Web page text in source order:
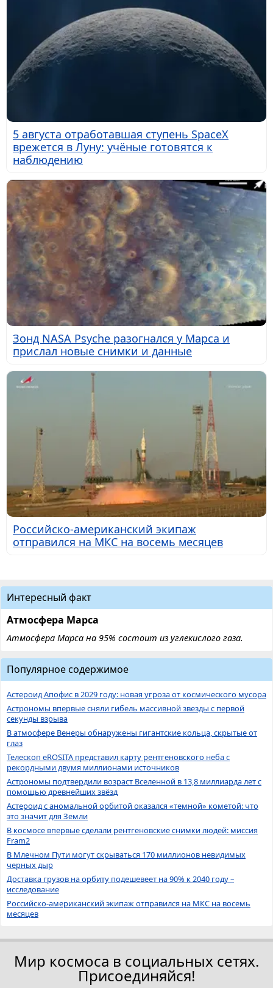
5 августа отработавшая ступень SpaceX
врежется в Луну: учёные готовятся к
наблюдению
Зонд NASA Psyche разогнался у Марса и
прислал новые снимки и данные
Российско-американский экипаж
отправился на МКС на восемь месяцев
Интересный факт
Атмосфера Марса
Атмосфера Марса на 95% состоит из углекислого газа.
Популярное содержимое
Астероид Апофис в 2029 году: новая угроза от космического мусора
Астрономы впервые сняли гибель массивной звезды с первой
секунды взрыва
В атмосфере Венеры обнаружены гигантские кольца, скрытые от
глаз
Телескоп eROSITA представил карту рентгеновского неба с
рекордными двумя миллионами источников
Астрономы подтвердили возраст Вселенной в 13,8 миллиарда лет с
помощью древнейших звёзд
Астероид с аномальной орбитой оказался «темной» кометой: что
это значит для Земли
В космосе впервые сделали рентгеновские снимки людей: миссия
Fram2
В Млечном Пути могут скрываться 170 миллионов невидимых
черных дыр
Доставка грузов на орбиту подешевеет на 90% к 2040 году –
исследование
Российско-американский экипаж отправился на МКС на восемь
месяцев
Мир космоса в социальных сетях.
Присоединяйся!